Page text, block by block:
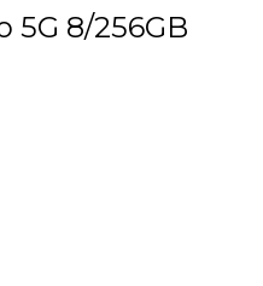
5G 8/256GB